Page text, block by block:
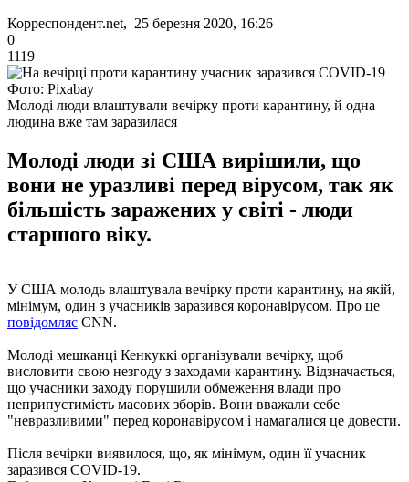
Корреспондент.net, 25 березня 2020, 16:26
0
1119
Фото: Pixabay
Молоді люди влаштували вечірку проти карантину, й одна
людина вже там заразилася
Молоді люди зі США вирішили, що
вони не уразливі перед вірусом, так як
більшість заражених у світі - люди
старшого віку.
У США молодь влаштувала вечірку проти карантину, на якій,
мінімум, один з учасників заразився коронавірусом. Про це
повідомляє CNN.
Молоді мешканці Кенкуккі організували вечірку, щоб
висловити свою незгоду з заходами карантину. Відзначається,
що учасники заходу порушили обмеження влади про
неприпустимість масових зборів. Вони вважали себе
"невразливими" перед коронавірусом і намагалися це довести.
Після вечірки виявилося, що, як мінімум, один її учасник
заразився COVID-19.